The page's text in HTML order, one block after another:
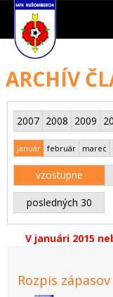
ARCHÍV
2007 2008 2009
január február marec
vzostupne
posledných 30
V januári 2015
Rozpis zápasov